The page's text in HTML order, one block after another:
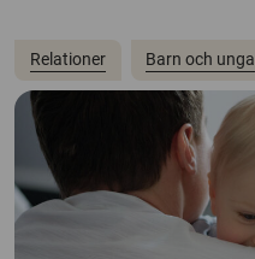
Relationer Barn och unga